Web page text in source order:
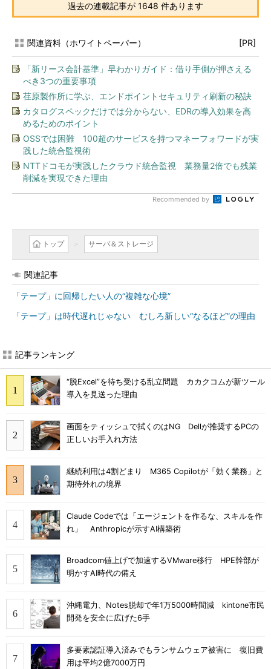
過去の連載記事が 1648 件あります
関連資料（ホワイトペーパー） [PR]
「新リース会計基準」早わかりガイド：借り手側が押さえる
べき3つの重要事項
荏原製作所に学ぶ、エンドポイントセキュリティ刷新の秘訣
カタログスペックだけでは分からない、EDRの導入効果を高
めるためのポイント
OSSでは困難 100超のサービスを持つマネーフォワードが実
践した統合監視術
NTTドコモが実践したクラウド統合監視 業務量2倍でも残業
削減を実現できた理由
Recommended by
トップ サーバ＆ストレージ
関連記事
「テープ」に回帰したい人の“複雑な心境”
「テープ」は時代遅れじゃない むしろ新しい“なるほど”の理由
記事ランキング
“脱Excel”を待ち受ける乱立問題 カカクコムが新ツール
導入を見送った理由
画面をティッシュで拭くのはNG Dellが推奨するPCの
正しいお手入れ方法
継続利用は4割どまり M365 Copilotが「効く業務」と
期待外れの境界
Claude Codeでは「エージェントを作るな、スキルを作
れ」 Anthropicが示すAI構築術
Broadcom値上げで加速するVMware移行 HPE幹部が
明かすAI時代の備え
沖縄電力、Notes脱却で年1万5000時間減 kintone市民
開発を安全に広げた6手
多要素認証導入済みでもランサムウェア被害に 復旧費
用は平均2億7000万円